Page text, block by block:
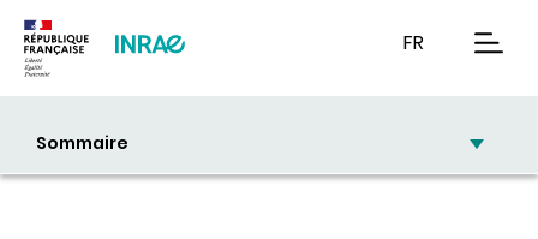
FR
Sommaire